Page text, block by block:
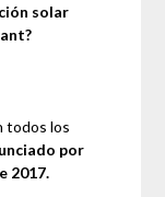
solar
todos los
por
2017.